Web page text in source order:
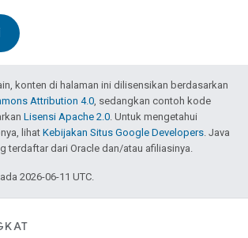
konten di halaman ini dilisensikan berdasarkan
Attribution 4.0 , sedangkan contoh kode
Lisensi Apache 2.0 . Untuk mengetahui
lihat Kebijakan Situs Google Developers . Java
terdaftar dari Oracle dan/atau afiliasinya.
2026-06-11 UTC.